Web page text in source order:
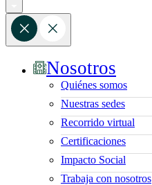
Nosotros
Quiénes somos
Nuestras sedes
Recorrido virtual
Certificaciones
Impacto Social
Trabaja con nosotros